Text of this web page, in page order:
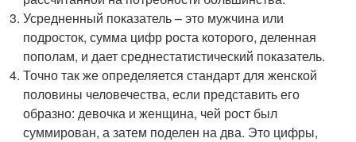
Усредненный показатель – это мужчина или
подросток, сумма цифр роста которого, деленная
пополам, и дает среднестатистический показатель.
Точно так же определяется стандарт для женской
половины человечества, если представить его
образно: девочка и женщина, чей рост был
суммирован, а затем поделен на два. Это цифры,